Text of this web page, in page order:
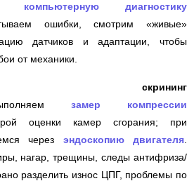
компьютерную диагностику
ошибки, смотрим «живые»
датчиков и адаптации, чтобы
от механики.
скрининг
замер компрессии
оценки камер сгорания; при
через эндоскопию двигателя
нагар, трещины, следы антифриза/
разделить износ ЦПГ, проблемы по